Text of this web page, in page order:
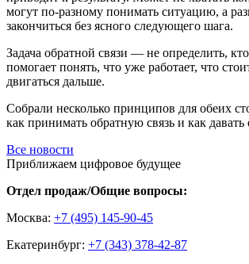
могут по-разному понимать ситуацию, а
закончиться без ясного следующего шага.
Задача обратной связи — не определить,
помогает понять, что уже работает, что
двигаться дальше.
Собрали несколько принципов для обеих
как принимать обратную связь и как давать
Все новости
Приближаем цифровое будущее
Отдел продаж/Общие вопросы:
Москва: +7 (495) 145-90-45
Екатеринбург: +7 (343) 378-42-87